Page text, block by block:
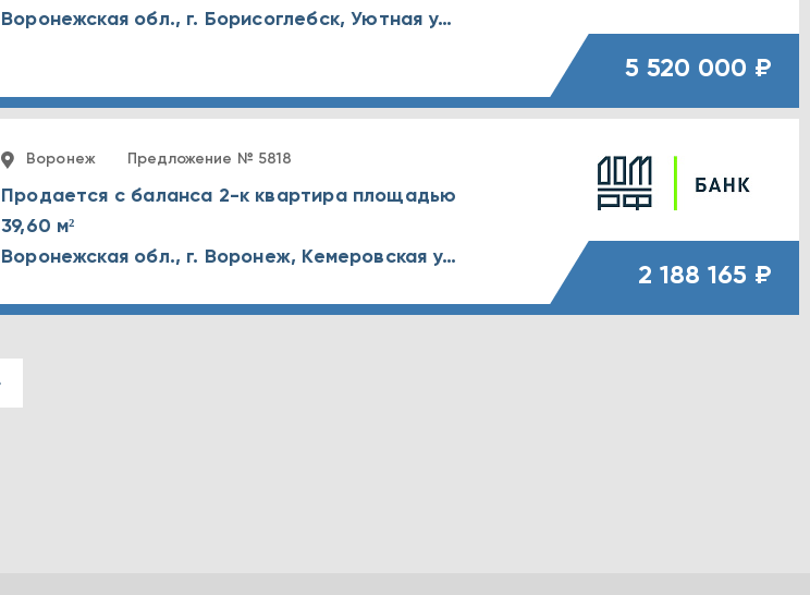
Воронежская обл., г. Борисоглебск, Уютная улица, д. 5А
5 520 000 ₽
Воронеж Предложение № 5818
Продается с баланса 2-к квартира площадью
39,60 м²
Воронежская обл., г. Воронеж, Кемеровская улица, д. 48
2 188 165 ₽